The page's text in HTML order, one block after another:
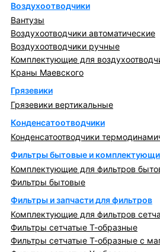
Воздухоотводчики
Вантузы
Воздухоотводчики автоматические
Воздухоотводчики ручные
Комплектующие для
Краны Маевского
Грязевики
Грязевики вертикальные
Конденсатоотводчики
Конденсатоотводчики
Фильтры бытовые и
Комплектующие для фильтров
Фильтры бытовые
Фильтры и запчасти для фильтров
Комплектующие для фильтров
Фильтры сетчатые Т-образные
Фильтры сетчатые Т-образные с